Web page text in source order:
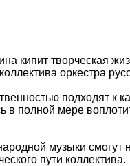
творческая
оркестра
подходят к
в полной мере
музыки
пути коллектива.